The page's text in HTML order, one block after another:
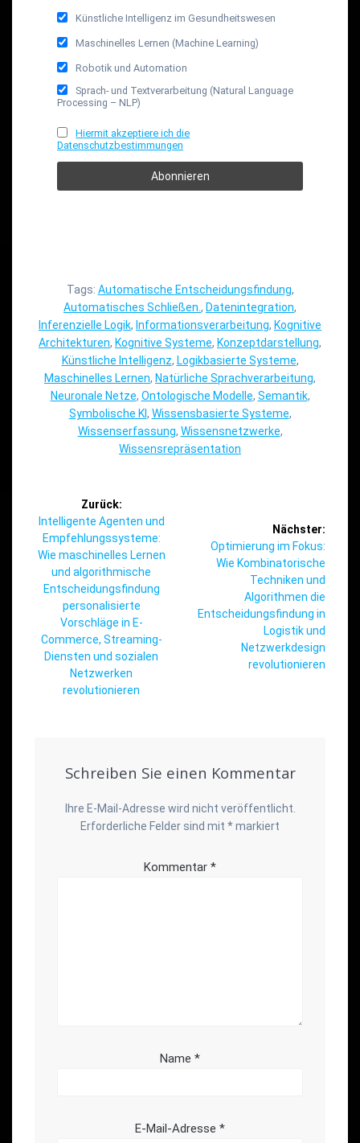
Künstliche Intelligenz im Gesundheitswesen
Maschinelles Lernen (Machine Learning)
Robotik und Automation
Sprach- und Textverarbeitung (Natural Language
Processing – NLP)
Hiermit akzeptiere ich die
Datenschutzbestimmungen
Tags: Automatische Entscheidungsfindung,
Automatisches Schließen. , Datenintegration,
Inferenzielle Logik, Informationsverarbeitung, Kognitive
Architekturen, Kognitive Systeme, Konzeptdarstellung,
Künstliche Intelligenz, Logikbasierte Systeme,
Maschinelles Lernen, Natürliche Sprachverarbeitung,
Neuronale Netze, Ontologische Modelle, Semantik,
Symbolische KI, Wissensbasierte Systeme,
Wissenserfassung, Wissensnetzwerke,
Wissensrepräsentation
Beitragsnavigation
Zurück:
Vorheriger
Beitrag:
Intelligente Agenten und
Empfehlungssysteme:
Wie maschinelles Lernen
und algorithmische
Entscheidungsfindung
personalisierte
Vorschläge in E-
Commerce, Streaming-
Diensten und sozialen
Netzwerken
revolutionieren
Nächster:
Nächster
Beitrag:
Optimierung im Fokus:
Wie Kombinatorische
Techniken und
Algorithmen die
Entscheidungsfindung in
Logistik und
Netzwerkdesign
revolutionieren
Schreiben Sie einen Kommentar
Ihre E-Mail-Adresse wird nicht veröffentlicht.
Erforderliche Felder sind mit *markiert
Kommentar *
Name *
E-Mail-Adresse *